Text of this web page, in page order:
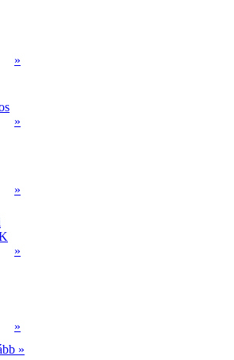
»
»
»
»
»
»